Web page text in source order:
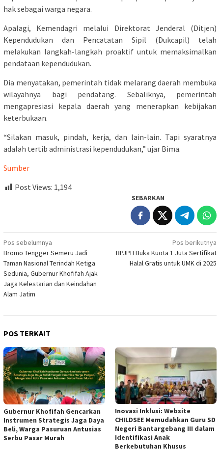
hak sebagai warga negara.
Apalagi, Kemendagri melalui Direktorat Jenderal (Ditjen)
Kependudukan dan Pencatatan Sipil (Dukcapil) telah
melakukan langkah-langkah proaktif untuk memaksimalkan
pendataan kependudukan.
Dia menyatakan, pemerintah tidak melarang daerah membuka
wilayahnya bagi pendatang. Sebaliknya, pemerintah
mengapresiasi kepala daerah yang menerapkan kebijakan
keterbukaan.
“Silakan masuk, pindah, kerja, dan lain-lain. Tapi syaratnya
adalah tertib administrasi kependudukan,” ujar Bima.
Sumber
Post Views: 1,194
SEBARKAN
Navigasi
pos
Pos sebelumnya
Bromo Tengger Semeru Jadi
Taman Nasional Terindah Ketiga
Sedunia, Gubernur Khofifah Ajak
Jaga Kelestarian dan Keindahan
Alam Jatim
Pos berikutnya
BPJPH Buka Kuota 1 Juta Sertifikat
Halal Gratis untuk UMK di 2025
POS TERKAIT
Gubernur Khofifah Gencarkan
Instrumen Strategis Jaga Daya
Beli, Warga Pasuruan Antusias
Serbu Pasar Murah
Inovasi Inklusi: Website
CHILDSEE Memudahkan Guru SD
Negeri Bantargebang III dalam
Identifikasi Anak
Berkebutuhan Khusus